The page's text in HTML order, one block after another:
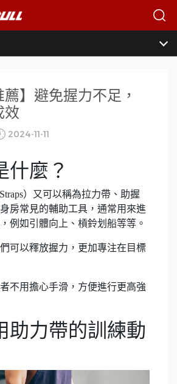
薦】避免握力不足，
效
2024-11-11
什麼？
）又可以稱為拉力帶、助握
房常見的輔助工具，通常用來進
例如引體向上、槓鈴划船等等。
可以釋放握力，更加專注在目標
不用擔心手滑，方便進行更高強
助力帶的訓練動